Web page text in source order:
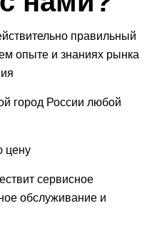
правильный
опыте и знаниях рынка
город России любой
цену
сервисное
обслуживание и